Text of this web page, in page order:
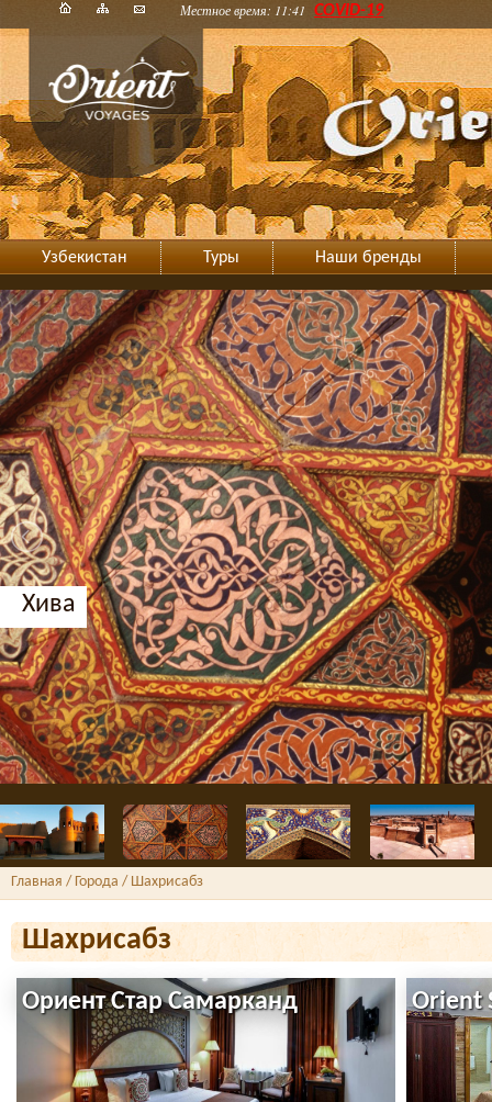
Местное время: 11:41 COVID-19
Узбекистан Туры Наши бренды
Хива
Главная / Города / Шахрисабз
Шахрисабз
Ориент Стар Самарканд Orient